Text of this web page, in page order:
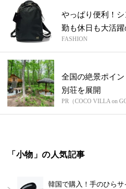
やっぱり便利！
勤も休日も大活躍
FASHION
全国の絶景ポイ
別荘を展開
PR（COCO VILLA on
「小物」の人気記事
韓国で購入！手のひら